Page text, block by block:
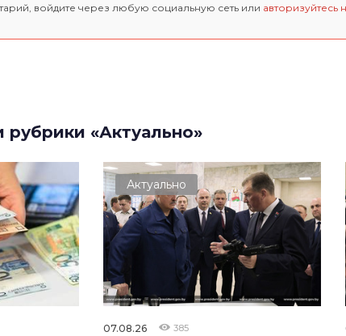
войдите через любую социальную сеть или авторизуйтесь
рубрики «Актуально»
Актуально
07.08.26 385